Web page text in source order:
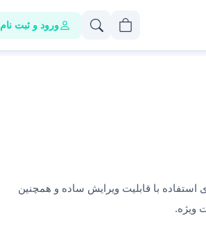
ورود و ثبت نام
استفاده با قابلیت ویرایش ساده و همچنین
ویژه.